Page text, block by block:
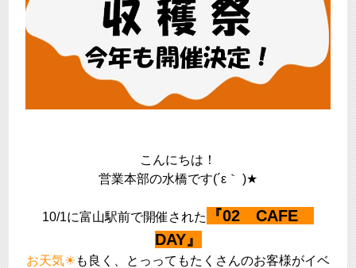
こんにちは！
営業本部の水橋です(´ε｀ )★
10/1に富山駅前で開催された
『02 CAFE
DAY』
お天気☀ も良く、とっってもたくさんのお客様がイベ